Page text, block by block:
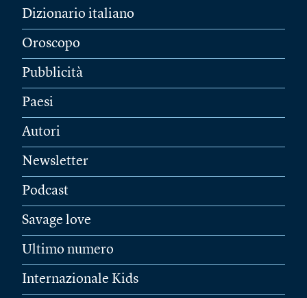
Dizionario italiano
Oroscopo
Pubblicità
Paesi
Autori
Newsletter
Podcast
Savage love
Ultimo numero
Internazionale Kids